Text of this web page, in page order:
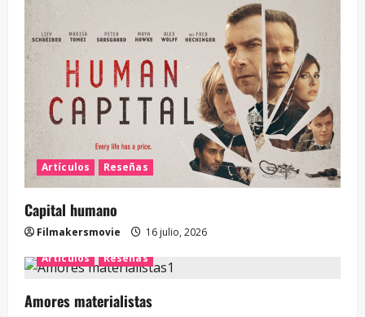
Artículos Reseñas
Capital humano
Filmakersmovie
16 julio, 2026
Artículos
Reseñas
Amores materialistas